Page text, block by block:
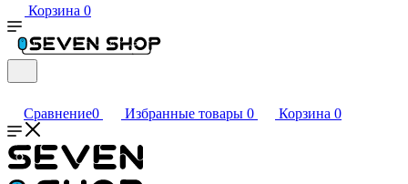
Корзина 0
Сравнение0 Избранные товары 0 Корзина 0